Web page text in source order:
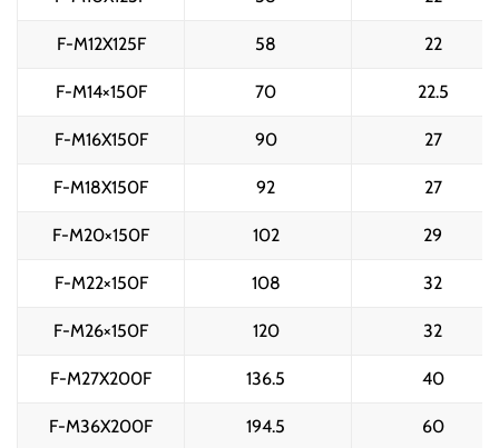
F-M12X125F 58 22
F-M14×150F 70 22.5
F-M16X150F 90 27
F-M18X150F 92 27
F-M20×150F 102 29
F-M22×150F 108 32
F-M26×150F 120 32
F-M27X200F 136.5 40
F-M36X200F 194.5 60